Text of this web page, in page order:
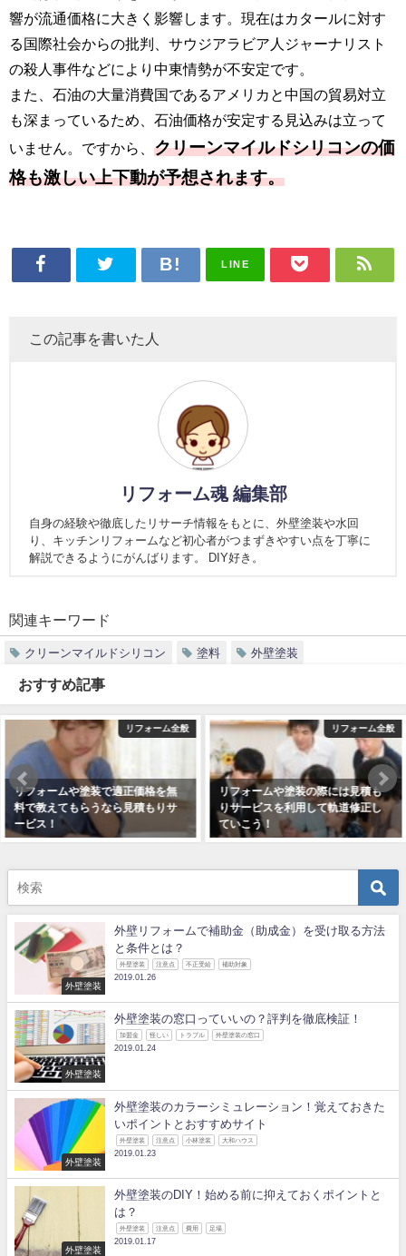
響が流通価格に大きく影響します。現在はカタールに対す
る国際社会からの批判、サウジアラビア人ジャーナリスト
の殺人事件などにより中東情勢が不安定です。
また、石油の大量消費国であるアメリカと中国の貿易対立
も深まっているため、石油価格が安定する見込みは立って
いません。ですから、 クリーンマイルドシリコンの価
格も激しい上下動が予想されます。
LINE
この記事を書いた人
リフォーム魂 編集部
自身の経験や徹底したリサーチ情報をもとに、外壁塗装や水回
り、キッチンリフォームなど初心者がつまずきやすい点を丁寧に
解説できるようにがんばります。 DIY好き。
関連キーワード
クリーンマイルドシリコン 塗料 外壁塗装
おすすめ記事
リフォーム全般
リフォームや塗装で適正価格を無
料で教えてもらうなら見積もりサ
ービス！
リフォーム全般
リフォームや塗装の際には見積も
りサービスを利用して軌道修正し
ていこう！
外壁塗装
外壁リフォームで補助金（助成金）を受け取る方法
と条件とは？
外壁塗装 注意点 不正受給 補助対象
2019.01.26
外壁塗装
外壁塗装の窓口っていいの？評判を徹底検証！
加盟金 怪しい トラブル 外壁塗装の窓口
2019.01.24
外壁塗装
外壁塗装のカラーシミュレーション！覚えておきた
いポイントとおすすめサイト
外壁塗装 注意点 小林塗装 大和ハウス
2019.01.23
外壁塗装
外壁塗装のDIY！始める前に抑えておくポイントと
は？
外壁塗装 注意点 費用 足場
2019.01.17